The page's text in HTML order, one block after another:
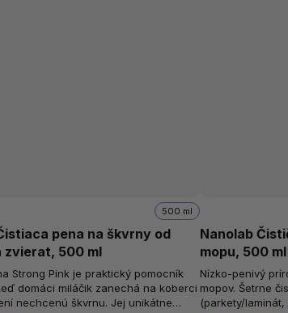
pena na škvrny od
zvierat, 500 ml
500 ml
Strong Pink je praktický pomocník
domáci miláčik zanechá na koberci
nechcenú škvrnu. Jej unikátne
Nanolab
mopu, 500 ml
Nízko-penivý
mopov. Šetrne
(parkety/